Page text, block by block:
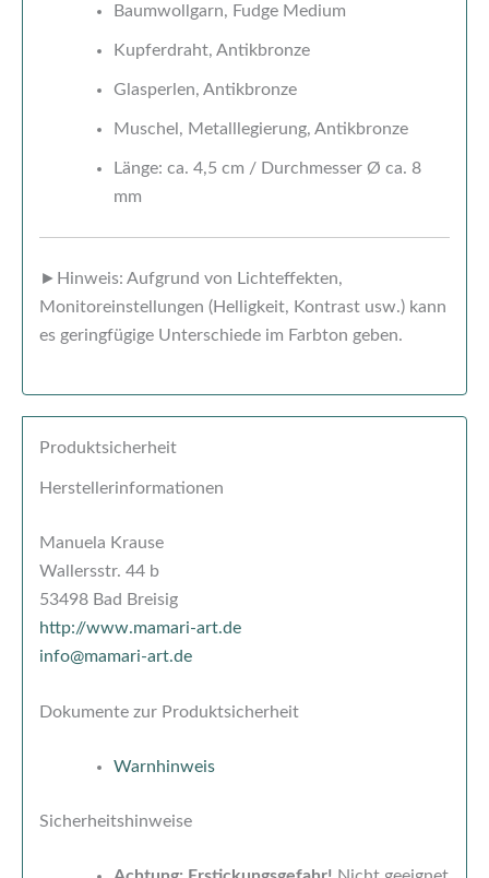
Baumwollgarn, Fudge Medium
Kupferdraht, Antikbronze
Glasperlen, Antikbronze
Muschel, Metalllegierung, Antikbronze
Länge: ca. 4,5 cm / Durchmesser Ø ca. 8
mm
►Hinweis: Aufgrund von Lichteffekten,
Monitoreinstellungen (Helligkeit, Kontrast usw.) kann
es geringfügige Unterschiede im Farbton geben.
Produktsicherheit
Herstellerinformationen
Manuela Krause
Wallersstr. 44 b
53498 Bad Breisig
http://www.mamari-art.de
info@mamari-art.de
Dokumente zur Produktsicherheit
Warnhinweis
Sicherheitshinweise